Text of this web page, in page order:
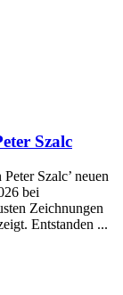
Szalc
Szalc’ neuen
bei
Zeichnungen
Entstanden ...